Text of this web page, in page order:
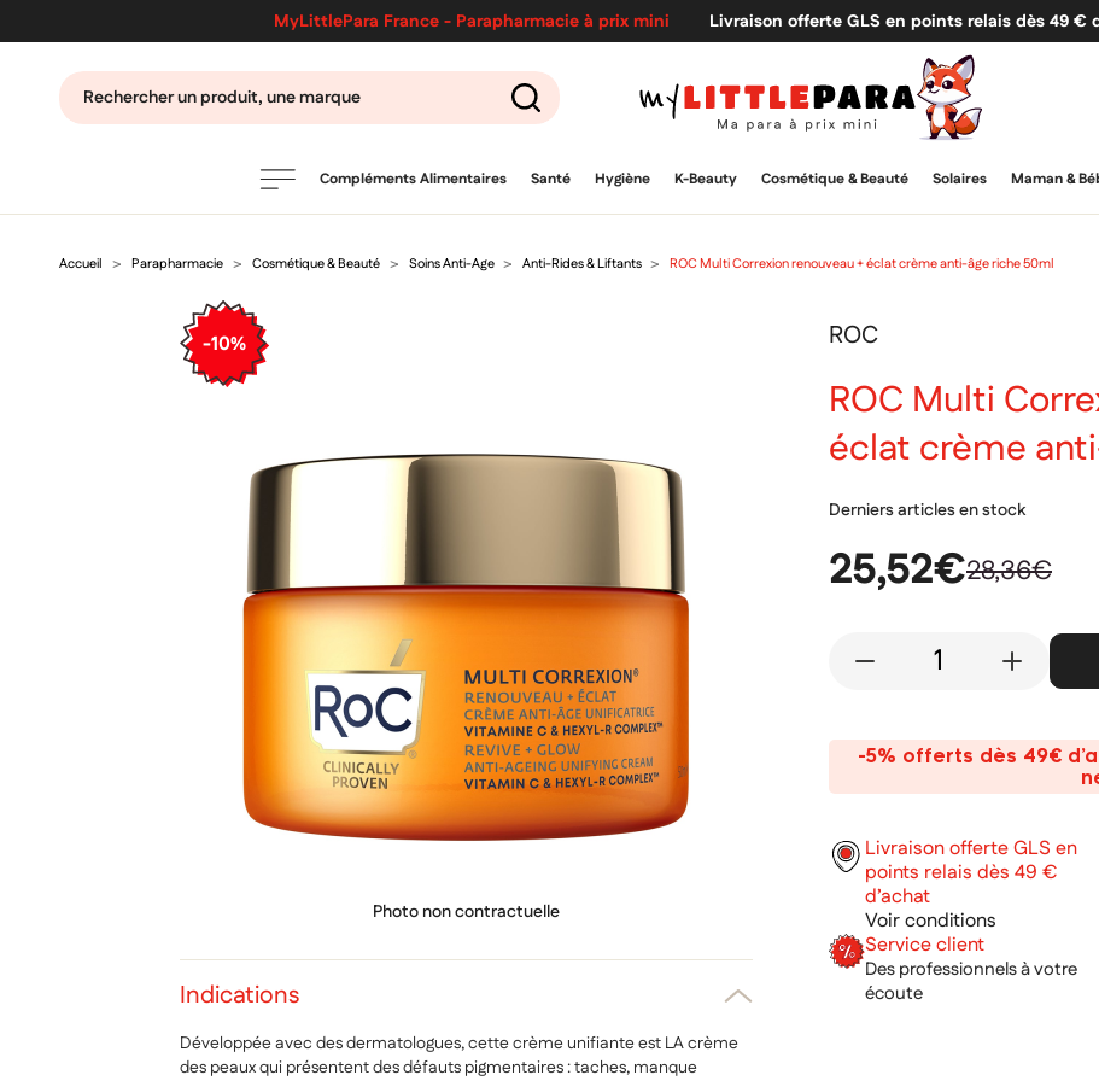
MyLittlePara France - Parapharmacie à prix mini Livraison offerte GLS en points relais dès 49 €
PRODUITS
Compléments Alimentaires Santé Hygiène K-Beauty Cosmétique & Beauté Solaires Maman &
Accueil Parapharmacie Cosmétique & Beauté Soins Anti-Age Anti-Rides & Liftants ROC Multi Correxion renouveau + éclat crème anti-âge riche 50ml
ROC
ROC Multi
éclat crème
Derniers articles en stock
25,52€28,36€
- +
-5% offerts dès 49€
Livraison offerte GLS en
points relais dès 49 €
d’achat
Voir conditions
Service client
Des professionnels à votre
écoute
-10%
Photo non contractuelle
Indications
Développée avec des dermatologues, cette crème unifiante est LA crème
des peaux qui présentent des défauts pigmentaires : taches, manque